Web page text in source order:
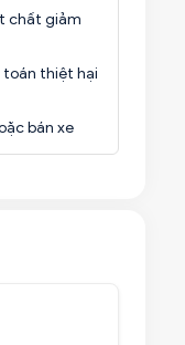
chất giảm
toán thiệt hại
bán xe